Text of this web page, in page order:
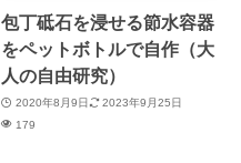
包丁砥石を浸せる節水容器
をペットボトルで自作（大
人の自由研究）
2020年8月9日
2023年9月25日
179